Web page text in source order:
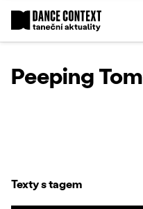
Peeping Tom
Texty s tagem